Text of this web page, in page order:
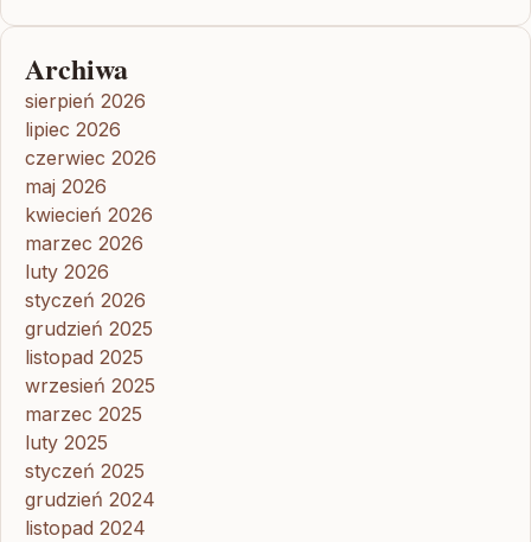
Archiwa
sierpień 2026
lipiec 2026
czerwiec 2026
maj 2026
kwiecień 2026
marzec 2026
luty 2026
styczeń 2026
grudzień 2025
listopad 2025
wrzesień 2025
marzec 2025
luty 2025
styczeń 2025
grudzień 2024
listopad 2024